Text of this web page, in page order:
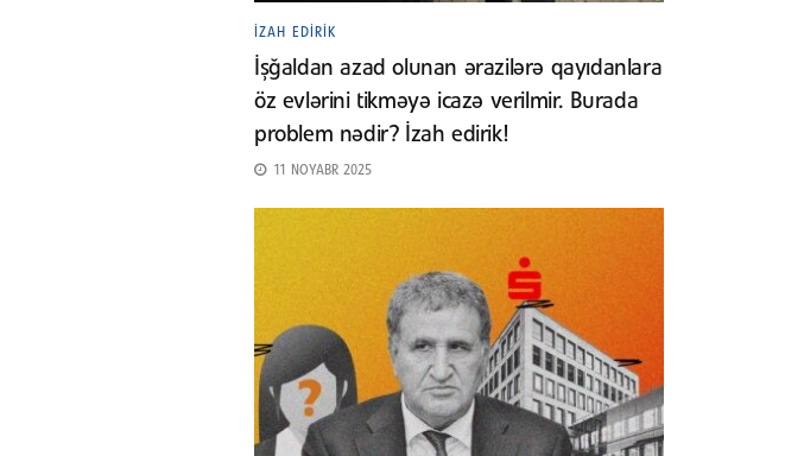
İZAH EDIRIK
İşğaldan azad olunan ərazilərə qayıdanlara
öz evlərini tikməyə icazə verilmir. Burada
problem nədir? İzah edirik!
11 NOYABR 2025